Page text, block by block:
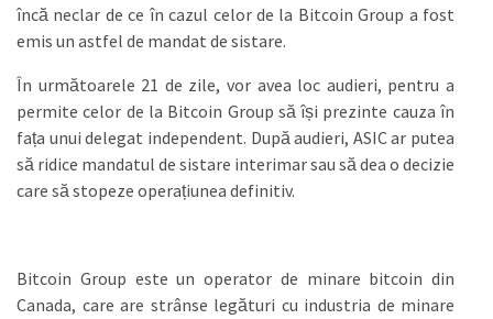
încă neclar de ce în cazul celor de la Bitcoin Group a fost
emis un astfel de mandat de sistare.
În următoarele 21 de zile, vor avea loc audieri, pentru a
permite celor de la Bitcoin Group să își prezinte cauza în
fața unui delegat independent. După audieri, ASIC ar putea
să ridice mandatul de sistare interimar sau să dea o decizie
care să stopeze operațiunea definitiv.
Bitcoin Group este un operator de minare bitcoin din
Canada, care are strânse legături cu industria de minare